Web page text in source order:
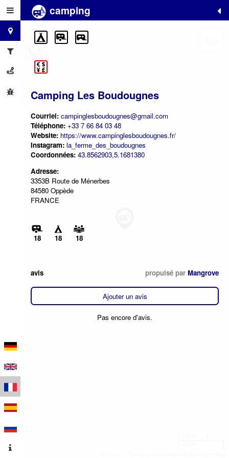
camping
Camping Les Boudougnes
Courriel: campinglesboudougnes@gmail.com
Téléphone: +33 7 66 84 03 48
Website: https://www.campinglesboudougnes.fr/
Instagram: la_ferme_des_boudougnes
Coordonnées: 43.8562903,5.1681380
Adresse:
3353B Route de Ménerbes
84580 Oppède
FRANCE
18 18 18
avis propulsé par Mangrove
Ajouter un avis
Pas encore d'avis.
+
−